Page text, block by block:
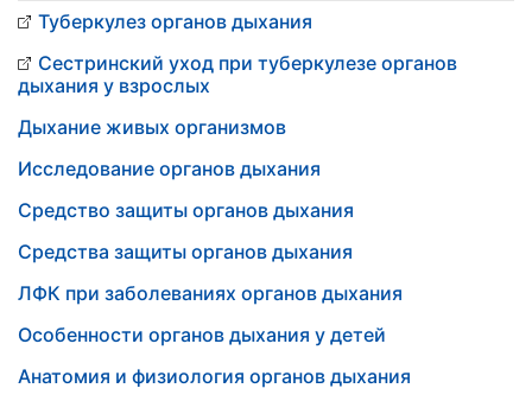
Туберкулез органов дыхания
Сестринский уход при туберкулезе органов
дыхания у взрослых
Дыхание живых организмов
Исследование органов дыхания
Средство защиты органов дыхания
Средства защиты органов дыхания
ЛФК при заболеваниях органов дыхания
Особенности органов дыхания у детей
Анатомия и физиология органов дыхания